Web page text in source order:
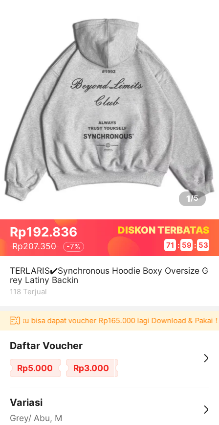
1/5
Rp192.836
Rp207.350 -7%
DISKON TERBATAS
71 : 59 : 52
TERLARIS✔️Synchronous Hoodie Boxy Oversize G
rey Latiny Backin
118 Terjual
bisa dapat voucher Rp165.000 lagi Download & Pakai！
Daftar Voucher
Rp5.000 Rp3.000
Variasi
Grey/ Abu, M